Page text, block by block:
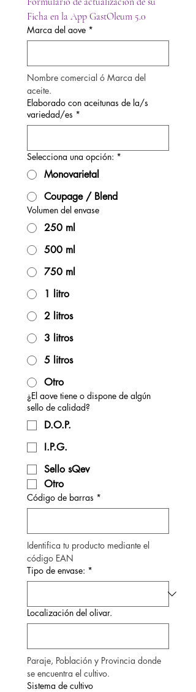
Ficha en la App GastOleum 5.0
Marca del aove *
Nombre comercial ó Marca del
aceite.
Elaborado con aceitunas de la/s
variedad/es *
Selecciona una opción: *
Monovarietal
Coupage / Blend
Volumen del envase
250 ml
500 ml
750 ml
1 litro
2 litros
3 litros
5 litros
Otro
¿El aove tiene o dispone de algún
sello de calidad?
D.O.P.
I.P.G.
Sello sQev
Otro
Código de barras *
Identifica tu producto mediante el
código EAN
Tipo de envase: *
Localización del olivar.
Paraje, Población y Provincia donde
se encuentra el cultivo.
Sistema de cultivo